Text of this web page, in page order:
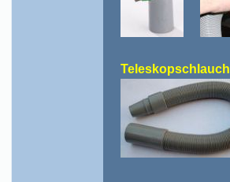
Teleskopschlauch